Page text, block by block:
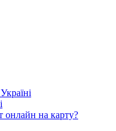
онлайн на карту?